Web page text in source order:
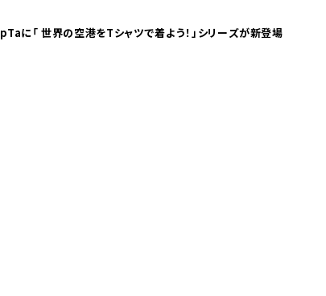
この夏は空港コードTシャツで海外旅行気分！ pTaに「 世界の空港をTシャツで着よう！」シリーズが新登場